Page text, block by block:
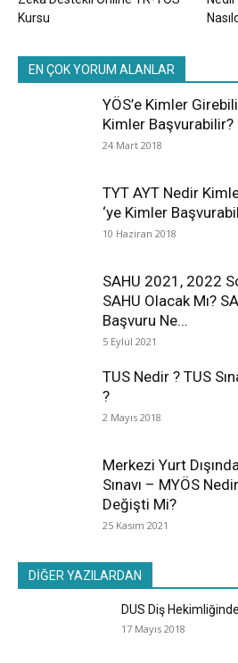
Kursu
EN ÇOK YORUM ALANLAR
YÖS’e Kimler
Kimler Başvurabilir?
24 Mart 2018
TYT AYT Nedir
‘ye Kimler
10 Haziran 2018
SAHU 2021, 2022
SAHU Olacak Mı?
Başvuru Ne...
5 Eylül 2021
TUS Nedir ? TUS
?
2 Mayıs 2018
Merkezi Yurt
Sınavı – MYÖS
Değişti Mi?
25 Kasım 2021
DİĞER YAZILARDAN
DUS Diş
17 Mayıs 2018